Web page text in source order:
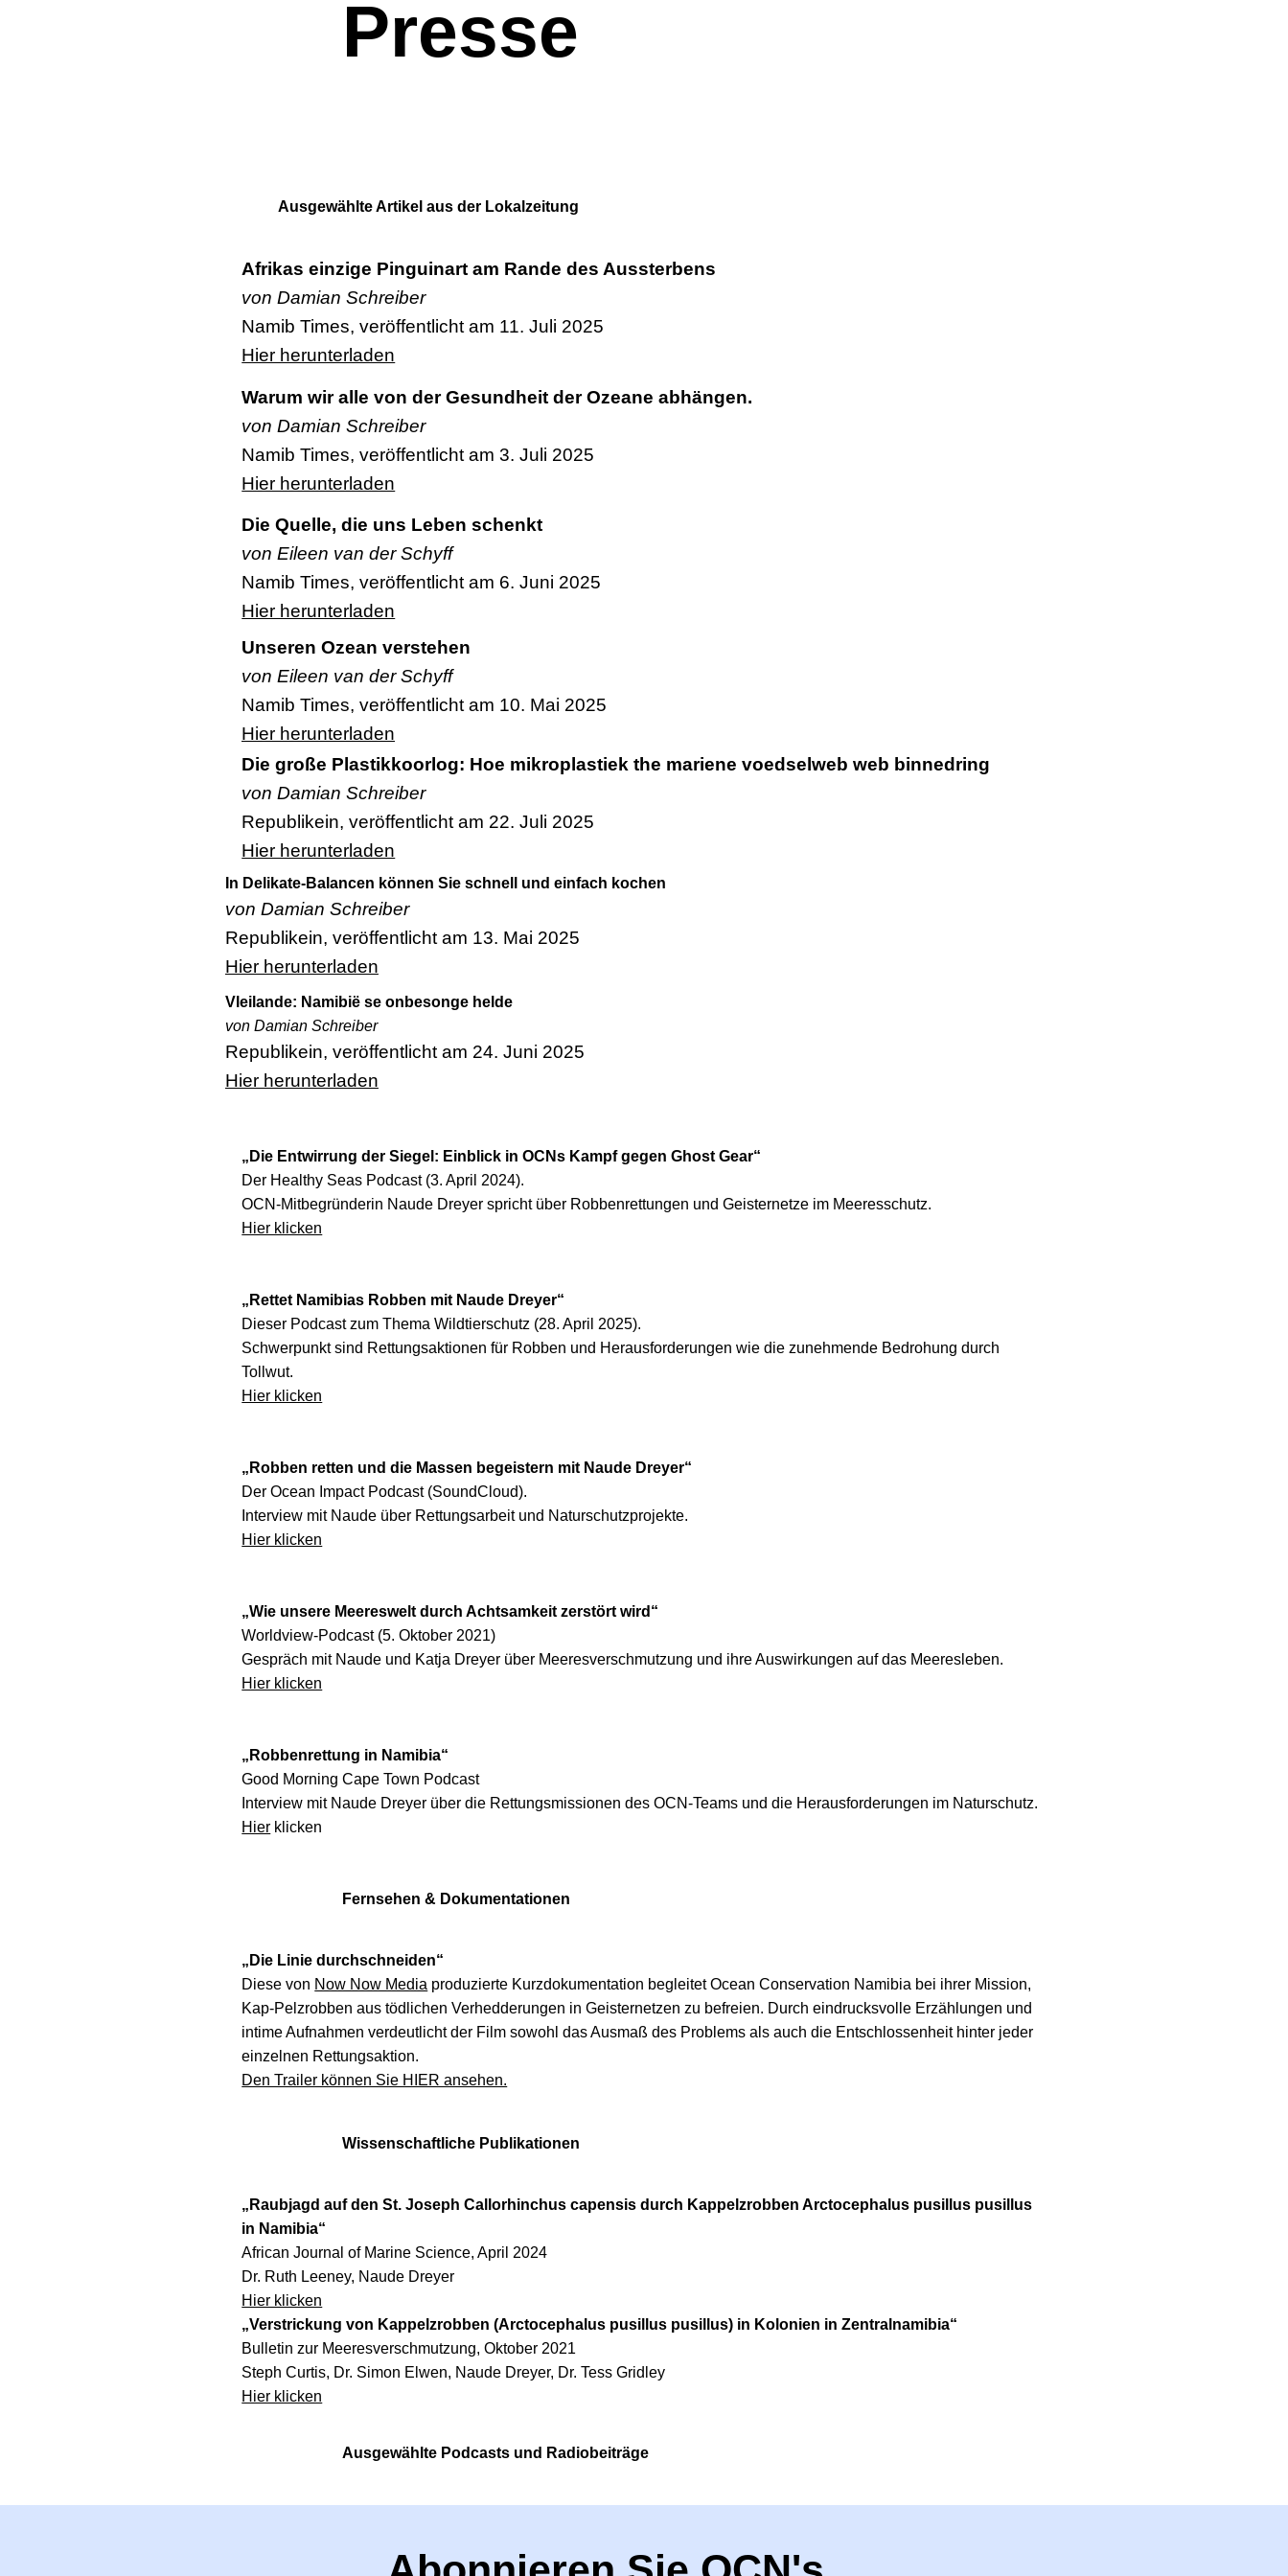
Presse
Ausgewählte Artikel aus der Lokalzeitung
Afrikas einzige Pinguinart am Rande des Aussterbens
von Damian Schreiber
Namib Times, veröffentlicht am 11. Juli 2025
Hier herunterladen
Warum wir alle von der Gesundheit der Ozeane abhängen.
von Damian Schreiber
Namib Times, veröffentlicht am 3. Juli 2025
Hier herunterladen
Die Quelle, die uns Leben schenkt
von Eileen van der Schyff
Namib Times, veröffentlicht am 6. Juni 2025
Hier herunterladen
Unseren Ozean verstehen
von Eileen van der Schyff
Namib Times, veröffentlicht am 10. Mai 2025
Hier herunterladen
Die große Plastikkoorlog: Hoe mikroplastiek the mariene voedselweb web binnedring
von Damian Schreiber
Republikein, veröffentlicht am 22. Juli 2025
Hier herunterladen
In Delikate-Balancen können Sie schnell und einfach kochen
von Damian Schreiber
Republikein, veröffentlicht am 13. Mai 2025
Hier herunterladen
Vleilande: Namibië se onbesonge helde
von Damian Schreiber
Republikein, veröffentlicht am 24. Juni 2025
Hier herunterladen
„Die Entwirrung der Siegel: Einblick in OCNs Kampf gegen Ghost Gear“
Der Healthy Seas Podcast (3. April 2024).
OCN-Mitbegründerin Naude Dreyer spricht über Robbenrettungen und Geisternetze im Meeresschutz.
Hier klicken
„Rettet Namibias Robben mit Naude Dreyer“
Dieser Podcast zum Thema Wildtierschutz (28. April 2025).
Schwerpunkt sind Rettungsaktionen für Robben und Herausforderungen wie die zunehmende Bedrohung durch
Tollwut.
Hier klicken
„Robben retten und die Massen begeistern mit Naude Dreyer“
Der Ocean Impact Podcast (SoundCloud).
Interview mit Naude über Rettungsarbeit und Naturschutzprojekte.
Hier klicken
„Wie unsere Meereswelt durch Achtsamkeit zerstört wird“
Worldview-Podcast (5. Oktober 2021)
Gespräch mit Naude und Katja Dreyer über Meeresverschmutzung und ihre Auswirkungen auf das Meeresleben.
Hier klicken
„Robbenrettung in Namibia“
Good Morning Cape Town Podcast
Interview mit Naude Dreyer über die Rettungsmissionen des OCN-Teams und die Herausforderungen im Naturschutz.
Hier klicken
Fernsehen & Dokumentationen
„Die Linie durchschneiden“
Diese von Now Now Media produzierte Kurzdokumentation begleitet Ocean Conservation Namibia bei ihrer Mission,
Kap-Pelzrobben aus tödlichen Verhedderungen in Geisternetzen zu befreien. Durch eindrucksvolle Erzählungen und
intime Aufnahmen verdeutlicht der Film sowohl das Ausmaß des Problems als auch die Entschlossenheit hinter jeder
einzelnen Rettungsaktion.
Den Trailer können Sie HIER ansehen.
Wissenschaftliche Publikationen
„Raubjagd auf den St. Joseph Callorhinchus capensis durch Kappelzrobben Arctocephalus pusillus pusillus
in Namibia“
African Journal of Marine Science, April 2024
Dr. Ruth Leeney, Naude Dreyer
Hier klicken
„Verstrickung von Kappelzrobben (Arctocephalus pusillus pusillus) in Kolonien in Zentralnamibia“
Bulletin zur Meeresverschmutzung, Oktober 2021
Steph Curtis, Dr. Simon Elwen, Naude Dreyer, Dr. Tess Gridley
Hier klicken
Ausgewählte Podcasts und Radiobeiträge